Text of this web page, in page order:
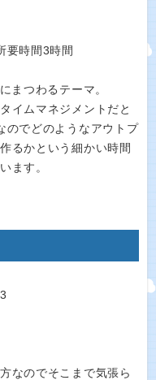
要時間3時間
まつわるテーマ。
イムマネジメントだと
のでどのようなアウトプ
るかという細かい時間
ます。
なのでそこまで気張ら